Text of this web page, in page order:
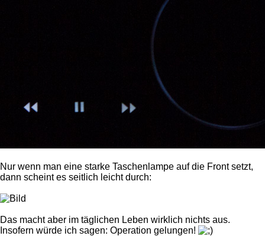
Nur wenn man eine starke Taschenlampe auf die Front setzt,
dann scheint es seitlich leicht durch:
Das macht aber im täglichen Leben wirklich nichts aus.
Insofern würde ich sagen: Operation gelungen!